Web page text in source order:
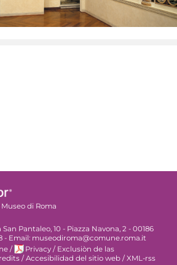
Museo di Roma
Pantaleo, 10 - Piazza Navona, 2 - 00186
- Email: museodiroma@comune.roma.it
/ Privacy / Exclusiòn de las
/ Accesibilidad del sitio web / XML-rss